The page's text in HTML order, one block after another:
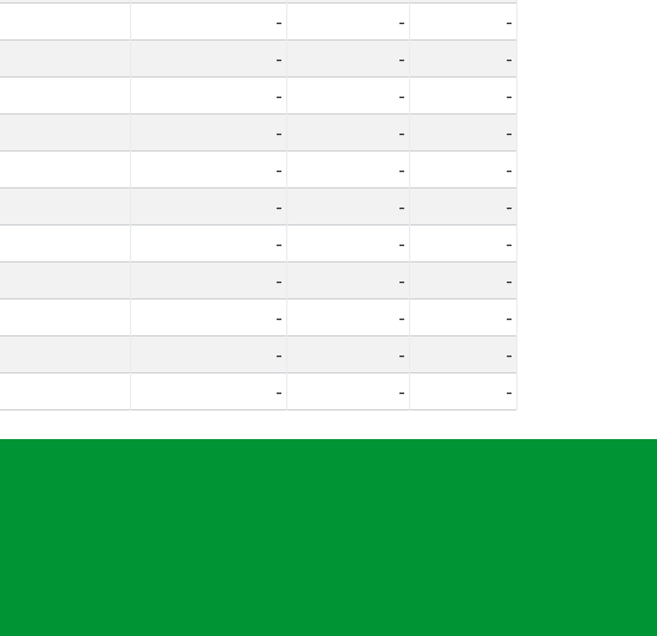
- -
-
- -
-
- -
-
- -
-
- -
-
- -
-
- -
-
- -
-
- -
-
- -
-
- - -